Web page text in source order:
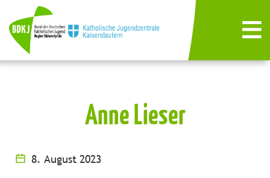
Anne Lieser
8. August 2023